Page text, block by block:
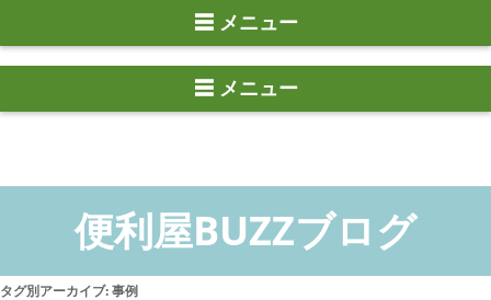
☰ メニュー
タグ別アーカイブ:事例